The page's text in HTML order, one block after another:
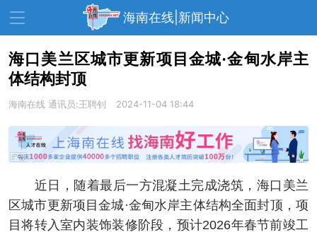
海南在线|新闻中心
资讯中心 热点
教育 健康 房产
生活 演出 活动
展会 走读海南 周末去哪儿
海口美兰区城市更新项目金城·金甸水岸主
体结构封顶
海南在线 通讯员:王聘钊 2024-11-04 18:44
近日，随着最后一方混凝土完成浇筑，海口美兰
区城市更新项目金城·金甸水岸主体结构全面封顶，项
目将转入室内装饰装修阶段，预计2026年春节前竣工